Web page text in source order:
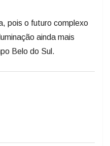
pois o futuro complexo
ainda mais
Belo do Sul.